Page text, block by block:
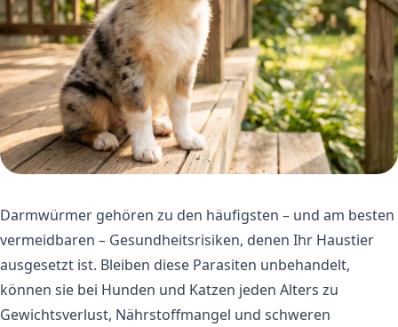
Darmwürmer gehören zu den häufigsten – und am besten
vermeidbaren – Gesundheitsrisiken, denen Ihr Haustier
ausgesetzt ist. Bleiben diese Parasiten unbehandelt,
können sie bei Hunden und Katzen jeden Alters zu
Gewichtsverlust, Nährstoffmangel und schweren